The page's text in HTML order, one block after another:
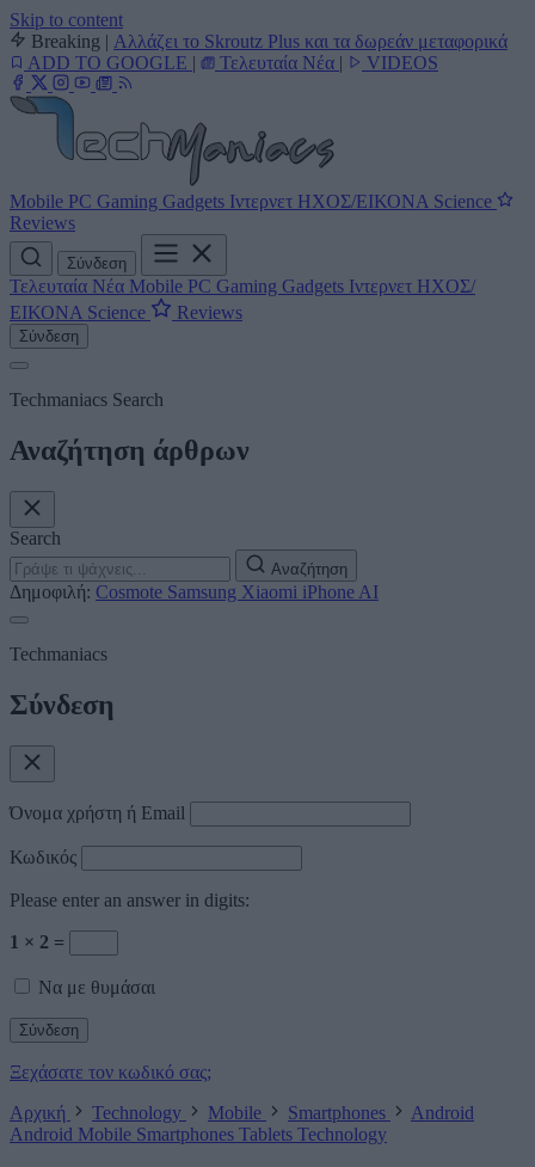
Skip to content
Breaking | Αλλάζει το Skroutz Plus και τα δωρεάν μεταφορικά
ADD TO GOOGLE | Τελευταία Νέα | VIDEOS
Mobile PC Gaming Gadgets Ιντερνετ ΗΧΟΣ/ΕΙΚΟΝΑ Science
Reviews
Σύνδεση
Τελευταία Νέα Mobile PC Gaming Gadgets Ιντερνετ ΗΧΟΣ/
ΕΙΚΟΝΑ Science Reviews
Σύνδεση
Techmaniacs Search
Αναζήτηση άρθρων
Search
Αναζήτηση
Δημοφιλή: Cosmote Samsung Xiaomi iPhone AI
Techmaniacs
Σύνδεση
Όνομα χρήστη ή Email
Κωδικός
Please enter an answer in digits:
1 × 2 =
Να με θυμάσαι
Ξεχάσατε τον κωδικό σας;
Αρχική
Technology Mobile Smartphones
Android
Android Mobile Smartphones Tablets Technology